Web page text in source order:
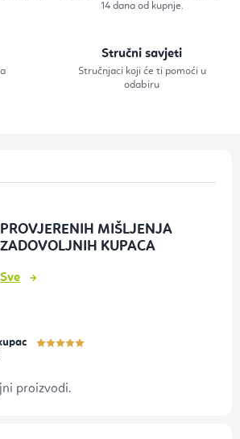
14 dana od kupnje.
Stručni savjeti
Stručnjaci koji će ti pomoći u
odabiru
PROVJERENIH MIŠLJENJA
ZADOVOLJNIH KUPACA
Sve
proizvodi.